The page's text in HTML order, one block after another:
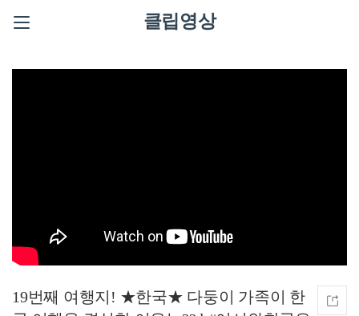
클립영상
19번째 여행지! ★한국★ 다둥이 가족이 한